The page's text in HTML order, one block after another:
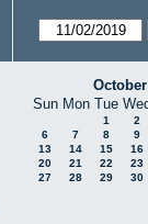
Sun Mon Tue
1
2
6
7 8
9
13
14 15
16
20
21 22
23
27
28 29 30